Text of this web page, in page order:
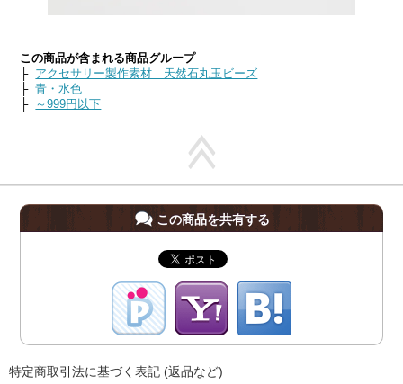
この商品が含まれる商品グループ
├ アクセサリー製作素材 天然石丸玉ビーズ
├青・水色
├
～999円以下
この商品を共有する
特定商取引法に基づく表記 (返品など)